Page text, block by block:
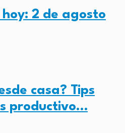
hoy: 2 de agosto
casa? Tips
productivo…